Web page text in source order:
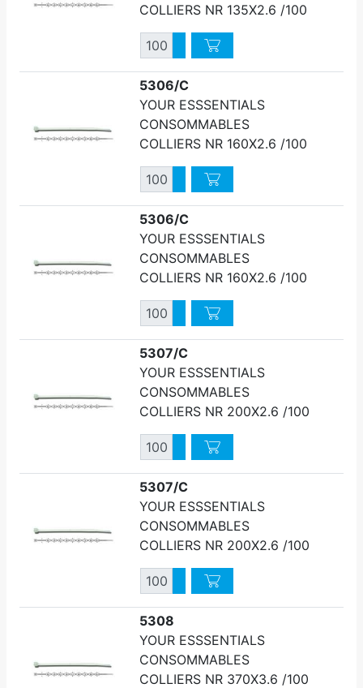
COLLIERS NR 135X2.6 /100
QuantitéAugmenter quantité
Diminuer quantité
5306/C
YOUR ESSSENTIALS
CONSOMMABLES
COLLIERS NR 160X2.6 /100
QuantitéAugmenter quantité
Diminuer quantité
5306/C
YOUR ESSSENTIALS
CONSOMMABLES
COLLIERS NR 160X2.6 /100
QuantitéAugmenter quantité
Diminuer quantité
5307/C
YOUR ESSSENTIALS
CONSOMMABLES
COLLIERS NR 200X2.6 /100
QuantitéAugmenter quantité
Diminuer quantité
5307/C
YOUR ESSSENTIALS
CONSOMMABLES
COLLIERS NR 200X2.6 /100
QuantitéAugmenter quantité
Diminuer quantité
5308
YOUR ESSSENTIALS
CONSOMMABLES
COLLIERS NR 370X3.6 /100